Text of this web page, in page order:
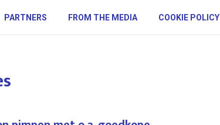
PARTNERS FROM THE MEDIA COOKIE POLICY